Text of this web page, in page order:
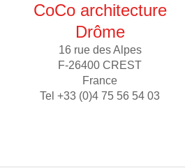
CoCo architecture
Drôme
16 rue des Alpes
F-26400 CREST
France
Tel +33 (0)4 75 56 54 03